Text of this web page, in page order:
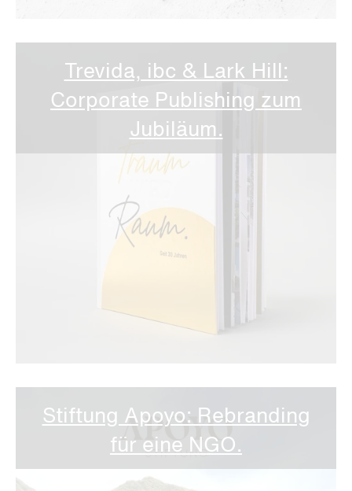
Trevida, ibc & Lark Hill:
Corporate Publishing zum
Jubiläum.
Stiftung Apoyo: Rebranding
für eine NGO.